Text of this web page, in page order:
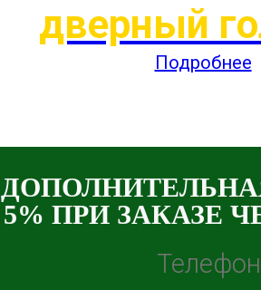
дверный
Подробнее
5% ПРИ ЗАКАЗЕ